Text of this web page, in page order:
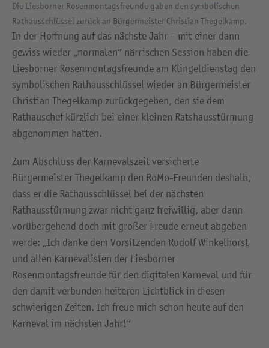
Die Liesborner Rosenmontagsfreunde gaben den symbolischen
Rathausschlüssel zurück an Bürgermeister Christian Thegelkamp.
In der Hoffnung auf das nächste Jahr – mit einer dann
gewiss wieder „normalen“ närrischen Session haben die
Liesborner Rosenmontagsfreunde am Klingeldienstag den
symbolischen Rathausschlüssel wieder an Bürgermeister
Christian Thegelkamp zurückgegeben, den sie dem
Rathauschef kürzlich bei einer kleinen Ratshausstürmung
abgenommen hatten.
Zum Abschluss der Karnevalszeit versicherte
Bürgermeister Thegelkamp den RoMo-Freunden deshalb,
dass er die Rathausschlüssel bei der nächsten
Rathausstürmung zwar nicht ganz freiwillig, aber dann
vorübergehend doch mit großer Freude erneut abgeben
werde: „Ich danke dem Vorsitzenden Rudolf Winkelhorst
und allen Karnevalisten der Liesborner
Rosenmontagsfreunde für den digitalen Karneval und für
den damit verbunden heiteren Lichtblick in diesen
schwierigen Zeiten. Ich freue mich schon heute auf den
Karneval im nächsten Jahr!“